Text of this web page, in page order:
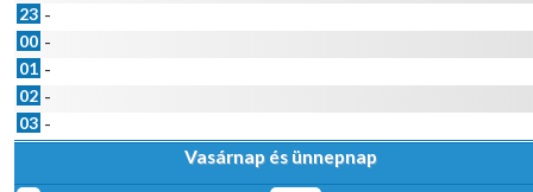
23 -
00 -
01 -
02 -
03 -
Vasárnap és ünnepnap